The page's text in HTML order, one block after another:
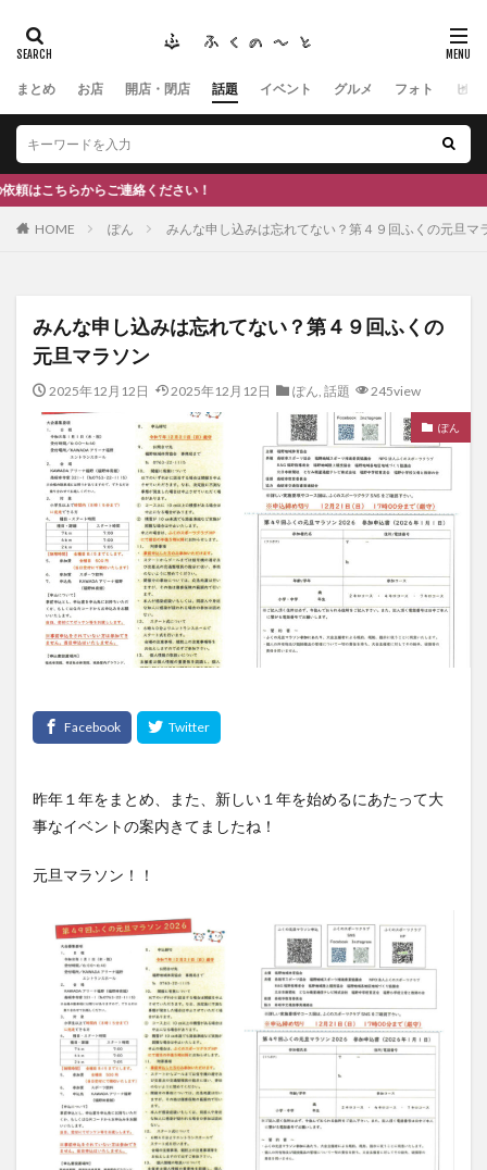
まとめ お店 開店・閉店 話題 イベント グルメ フォト ヒト
連絡ください！
HOME ぽん みんな申し込みは忘れてない？第４９回ふくの元旦マ
みんな申し込みは忘れてない？第４９回ふくの
元旦マラソン
2025年12月12日 2025年12月12日 ぽん, 話題 245view
ぽん
昨年１年をまとめ、また、新しい１年を始めるにあたって大
事なイベントの案内きてましたね！
元旦マラソン！！
タグ
#ふくの里 南砺 福野 福光
神社
南砺市、蕎麦
スキー場
#イタリアン
ひーちゃん
IOXアローザ #居酒屋
#富山